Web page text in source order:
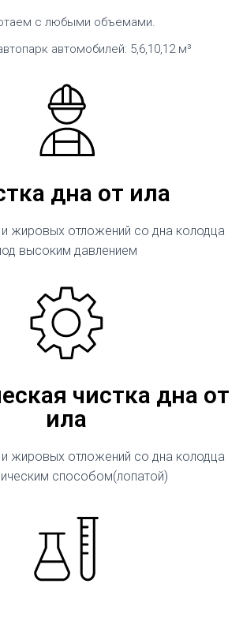
с любыми объемами.
автомобилей: 5,6,10,12 м³
дна от ила
и жировых отложений со дна колодца
высоким давлением
чистка дна от
ила
и жировых отложений со дна колодца
способом(лопатой)